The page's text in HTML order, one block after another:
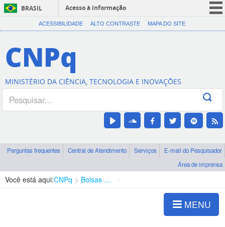
BRASIL
Acesso à informação
CORONAVÍRUS (COVID-19)
Canais
ACESSIBILIDADE ALTO CONTRASTE MAPA DO SITE
CNPq
MINISTÉRIO DA CIÊNCIA, TECNOLOGIA E INOVAÇÕES
Perguntas frequentes Central de Atendimento Serviços
E-mail do Pesquisador
Área de imprensa
Você está aqui:CNPq Bolsas e Auxílios Vigentes
MENU